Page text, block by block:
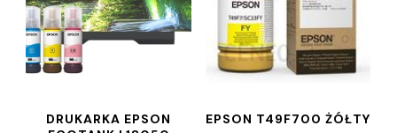
DRUKARKA EPSON
EPSON T49F700 ŻÓŁTY